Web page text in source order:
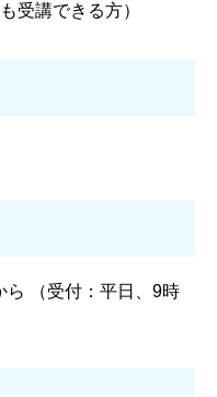
受講できる方）
（受付：平日、9時